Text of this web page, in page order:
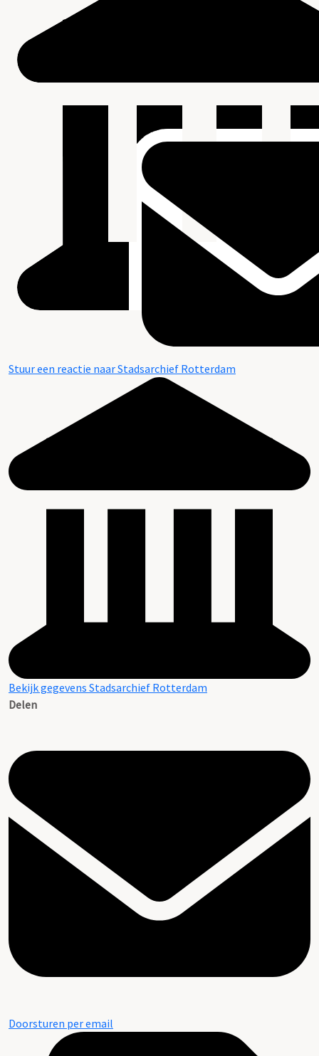
Stuur een reactie naar Stadsarchief Rotterdam
Bekijk gegevens Stadsarchief Rotterdam
Delen
Doorsturen per email